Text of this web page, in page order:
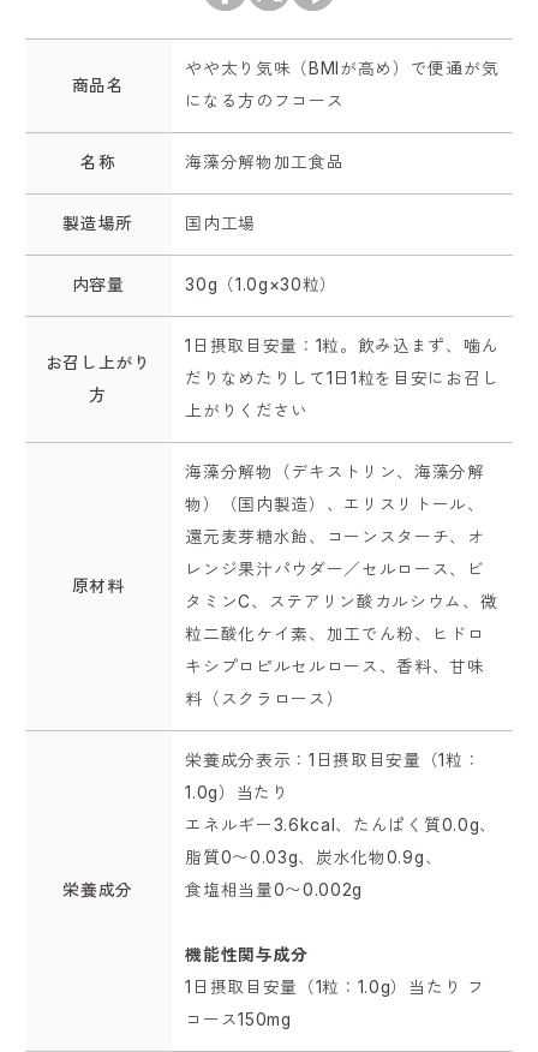
商品名
やや太り気味（BMIが高め）で便通が気
になる方のフコース
名称 海藻分解物加工食品
製造場所 国内工場
内容量 30g（1.0g×30粒）
お召し上がり
方
1日摂取目安量：1粒。飲み込まず、噛ん
だりなめたりして1日1粒を目安にお召し
上がりください
原材料
海藻分解物（デキストリン、海藻分解
物）（国内製造）、エリスリトール、
還元麦芽糖水飴、コーンスターチ、オ
レンジ果汁パウダー／セルロース、ビ
タミンC、ステアリン酸カルシウム、微
粒二酸化ケイ素、加工でん粉、ヒドロ
キシプロピルセルロース、香料、甘味
料（スクラロース）
栄養成分
栄養成分表示：1日摂取目安量（1粒：
1.0g）当たり
エネルギー3.6kcal、たんぱく質0.0g、
脂質0〜0.03g、炭水化物0.9g、
食塩相当量0〜0.002g
機能性関与成分
1日摂取目安量（1粒：1.0g）当たり フ
コース150mg